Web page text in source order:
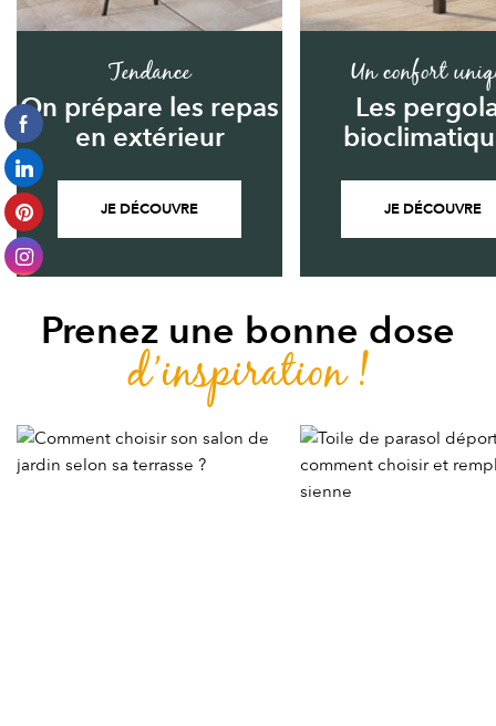
Tendance
On prépare les repas
en extérieur
JE DÉCOUVRE
Un confort
Les
JE DÉCOUVRE
Prenez une bonne dose
d’inspiration !